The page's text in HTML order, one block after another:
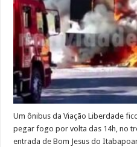
Um ônibus da Viação Liberdade
pegar fogo por volta das 14h, no
entrada de Bom Jesus do